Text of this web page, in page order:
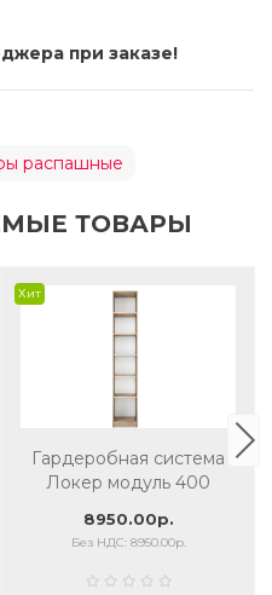
при заказе!
распашные
ТОВАРЫ
Хит
Гардеробная система
Локер модуль 400
8950.00р.
Без НДС: 8950.00р.